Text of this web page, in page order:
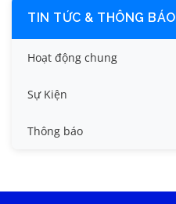
TIN TỨC & THÔNG BÁO
Hoạt động chung
Tin công tác sinh viên
Tin đào tạo
Tin tức chung
Sự Kiện
Thông báo